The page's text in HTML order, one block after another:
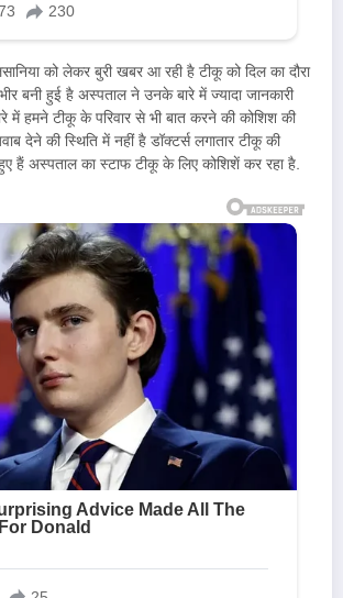
को लेकर बुरी खबर आ रही है टीकू को दिल का दौरा
बनी हुई है अस्पताल ने उनके बारे में ज्यादा जानकारी
में हमने टीकू के परिवार से भी बात करने की कोशिश की
देने की स्थिति में नहीं है डॉक्टर्स लगातार टीकू की
हैं अस्पताल का स्टाफ टीकू के लिए कोशिशें कर रहा है.